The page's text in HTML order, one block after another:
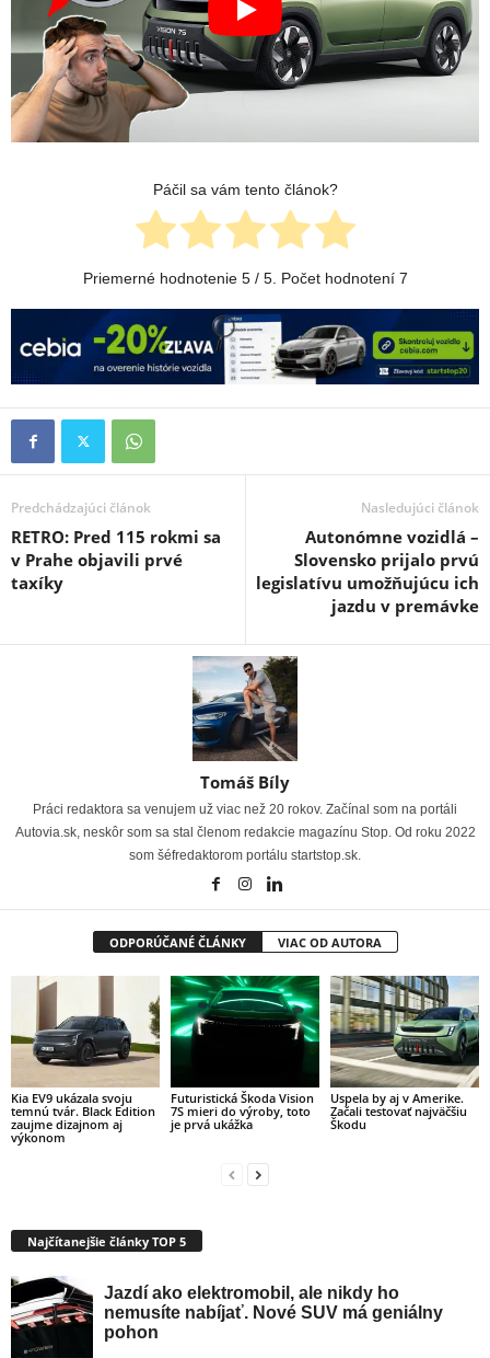
Páčil sa vám tento článok?
Priemerné hodnotenie 5/ 5. Počet hodnotení 7
Predchádzajúci článok
RETRO: Pred 115 rokmi sa
v Prahe objavili prvé
taxíky
Nasledujúci článok
Autonómne vozidlá –
Slovensko prijalo prvú
legislatívu umožňujúcu ich
jazdu v premávke
Tomáš Bíly
Práci redaktora sa venujem už viac než 20 rokov. Začínal som na portáli
Autovia.sk, neskôr som sa stal členom redakcie magazínu Stop. Od roku 2022
som šéfredaktorom portálu startstop.sk.
ODPORÚČANÉ ČLÁNKY VIAC OD AUTORA
Kia EV9 ukázala svoju
temnú tvár. Black Edition
zaujme dizajnom aj
výkonom
Futuristická Škoda Vision
7S mieri do výroby, toto
je prvá ukážka
Uspela by aj v Amerike.
Začali testovať najväčšiu
Škodu
Najčítanejšie články TOP 5